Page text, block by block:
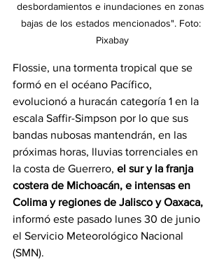
desbordamientos e inundaciones en zonas
bajas de los estados mencionados". Foto:
Pixabay
Flossie, una tormenta tropical que se
formó en el océano Pacífico,
evolucionó a huracán categoría 1 en la
escala Saffir-Simpson por lo que sus
bandas nubosas mantendrán, en las
próximas horas, lluvias torrenciales en
la costa de Guerrero, el sur y la franja
costera de Michoacán, e intensas en
Colima y regiones de Jalisco y Oaxaca,
informó este pasado lunes 30 de junio
el Servicio Meteorológico Nacional
(SMN).